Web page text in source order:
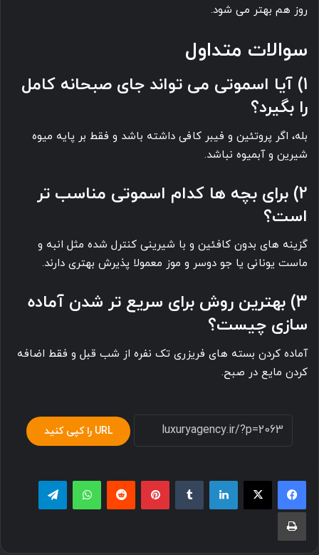
روز هم بهتر می شود.
سوالات متداول
1) آیا اسموتی می تواند جای صبحانه کامل
را بگیرد؟
بله، اگر پروتئین و فیبر کافی داشته باشد و فقط بر پایه میوه
شیرین و آبمیوه نباشد.
2) برای بچه ها کدام اسموتی مناسب تر
است؟
گزینه های بدون کافئین و با شیرینی کنترل شده مثل انبه و
ماست یونانی یا جو دوسر و موز معمولا پذیرش بهتری دارند.
3) بهترین روش برای سریع تر شدن آماده
سازی چیست؟
آماده کردن بسته های فریزری تک نفره از شب قبل و فقط اضافه
کردن مایع در صبح.
URL را کپی کنید
لینکدین ‫تامبلر پینترست‫رددیت واتس آپ تلگرام
چاپ